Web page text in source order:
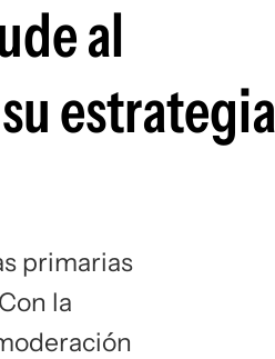
al
estrategia
primarias
la